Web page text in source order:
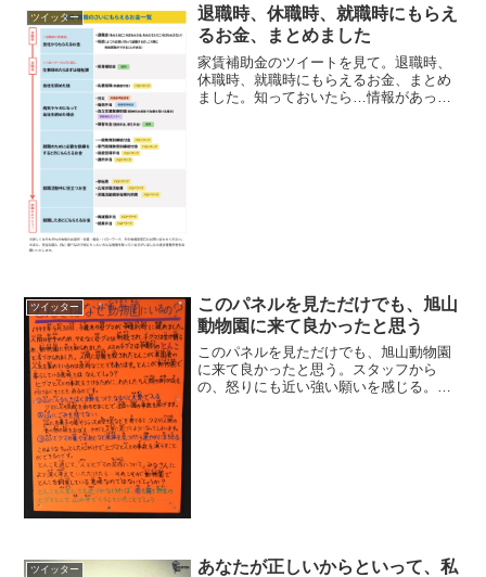
いた時には”欲しいもの”...
ツイッター
退職時、休職時、就職時にもらえ
るお金、まとめました
家賃補助金のツイートを見て。退職時、
休職時、就職時にもらえるお金、まとめ
ました。知っておいたら…情報があった
ツイッター
このパネルを見ただけでも、旭山
動物園に来て良かったと思う
このパネルを見ただけでも、旭山動物園
に来て良かったと思う。スタッフから
の、怒りにも近い強い願いを感じる。
ツイッター
あなたが正しいからといって、私